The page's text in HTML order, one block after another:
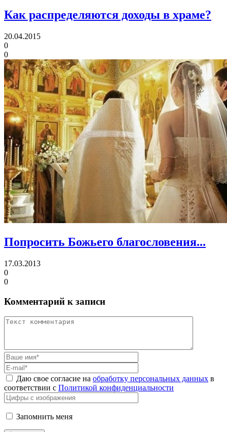
Как распределяются доходы в храме?
20.04.2015
0
0
Попросить Божьего благословения...
17.03.2013
0
0
Комментарий к записи
Даю свое согласие на обработку персональных данных в
соответствии с Политикой конфиденциальности
Запомнить меня